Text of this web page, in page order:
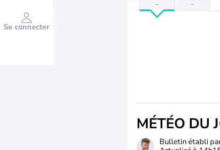
Se connecter
- -
MÉTÉO DU
Bulletin établi